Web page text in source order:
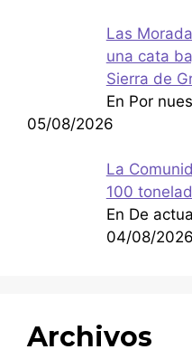
Las
una cata
Sierra de
En Por
05/08/2026
La
100
En De
04/08/2026
Archivos